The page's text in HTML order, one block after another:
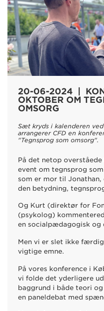
20-06-2024 |
OKTOBER OM
OMSORG
Sæt kryds i kalenderen
arrangerer CFD en
"Tegnsprog som omsorg".
På det netop
event om tegnsprog
som er mor til
den betydning,
Og Kurt (direktør for
(psykolog)
en socialpædagogisk og
Men vi er slet ikke
vigtige emne.
På vores konference i
vi folde det yderligere
baggrund i både teori
en paneldebat med